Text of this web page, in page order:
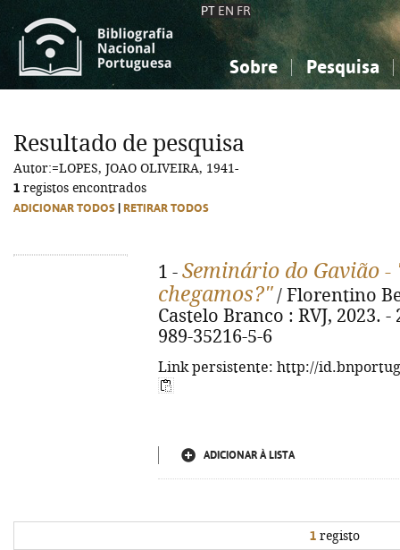
PT EN FR
Sobre Pesquisa
Ciências sociais...
Ciências sociais...
Resultado de pesquisa
Autor:=LOPES, JOAO OLIVEIRA, 1941-
1 registos encontrados
ADICIONAR TODOS RETIRAR TODOS
1 - Seminário do Gavião -
chegamos?"/ Florentino
Castelo Branco : RVJ, 2023.
989-35216-5-6
Link persistente: http://
ADICIONAR À LISTA
1 registo